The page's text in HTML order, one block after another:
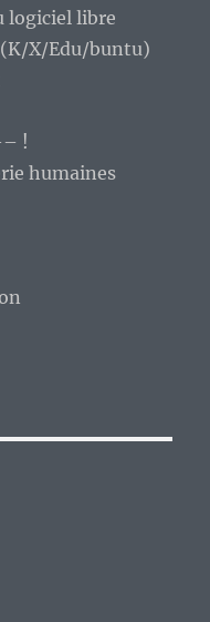
logiciel libre
X/Edu/buntu)
!
humaines